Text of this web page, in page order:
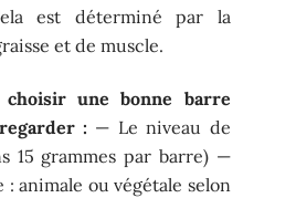
est déterminé par la
et de muscle.
une bonne barre
: — Le niveau de
15 grammes par barre) —
animale ou végétale selon